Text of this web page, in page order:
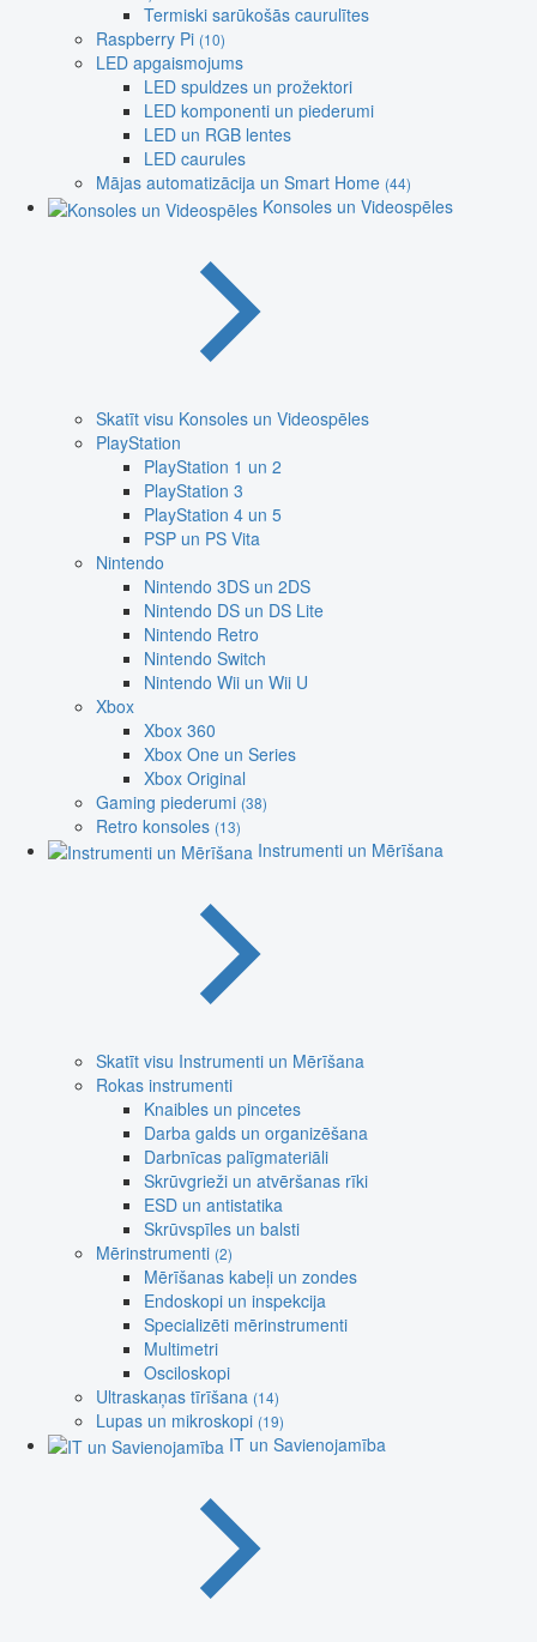
Termiski sarūkošās caurulītes
Raspberry Pi (10)
LED apgaismojums
LED spuldzes un prožektori
LED komponenti un piederumi
LED un RGB lentes
LED caurules
Mājas automatizācija un Smart Home (44)
Konsoles un Videospēles
Skatīt visu Konsoles un Videospēles
PlayStation
PlayStation 1 un 2
PlayStation 3
PlayStation 4 un 5
PSP un PS Vita
Nintendo
Nintendo 3DS un 2DS
Nintendo DS un DS Lite
Nintendo Retro
Nintendo Switch
Nintendo Wii un Wii U
Xbox
Xbox 360
Xbox One un Series
Xbox Original
Gaming piederumi (38)
Retro konsoles (13)
Instrumenti un Mērīšana
Skatīt visu Instrumenti un Mērīšana
Rokas instrumenti
Knaibles un pincetes
Darba galds un organizēšana
Darbnīcas palīgmateriāli
Skrūvgrieži un atvēršanas rīki
ESD un antistatika
Skrūvspīles un balsti
Mērinstrumenti (2)
Mērīšanas kabeļi un zondes
Endoskopi un inspekcija
Specializēti mērinstrumenti
Multimetri
Osciloskopi
Ultraskaņas tīrīšana (14)
Lupas un mikroskopi (19)
IT un Savienojamība